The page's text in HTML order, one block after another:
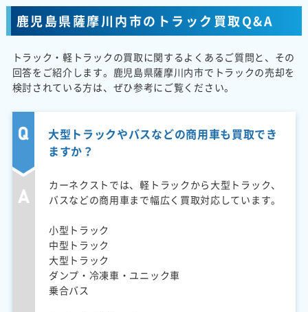
鹿児島県薩摩川内市のトラック買取Q&A
トラック・軽トラックの買取に関するよくあるご質問と、その
回答をご紹介します。鹿児島県薩摩川内市でトラックの売却を
検討されている方は、ぜひ参考にご覧ください。
大型トラックやバスなどの商用車も買取でき
ますか？
カーネクストでは、軽トラックから大型トラック、
バスなどの商用車まで幅広く買取対応しています。
小型トラック
中型トラック
大型トラック
ダンプ・冷凍車・ユニック車
乗合バス